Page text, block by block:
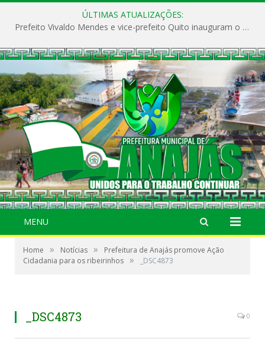
ÚLTIMAS ATUALIZAÇÕES:
Prefeito Vivaldo Mendes e vice-prefeito Quito inauguram o CAPS e fortalecem a saúde pública em Anajás.
MENU
Home » Notícias »
Prefeitura de Anajás promove Ação
Cidadania para os ribeirinhos » _DSC4873
_DSC4873 0